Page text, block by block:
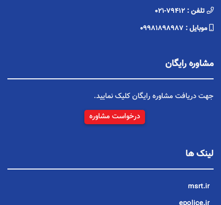
تلفن : 021-79412
موبایل : 09981898987
مشاوره رایگان
جهت دریافت مشاوره رایگان کلیک نمایید.
درخواست مشاوره
لینک ها
msrt.ir